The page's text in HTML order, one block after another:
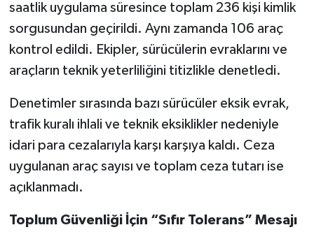
saatlik uygulama süresince toplam 236 kişi kimlik
sorgusundan geçirildi. Aynı zamanda 106 araç
kontrol edildi. Ekipler, sürücülerin evraklarını ve
araçların teknik yeterliliğini titizlikle denetledi.
Denetimler sırasında bazı sürücüler eksik evrak,
trafik kuralı ihlali ve teknik eksiklikler nedeniyle
idari para cezalarıyla karşı karşıya kaldı. Ceza
uygulanan araç sayısı ve toplam ceza tutarı ise
açıklanmadı.
Toplum Güvenliği İçin “Sıfır Tolerans” Mesajı